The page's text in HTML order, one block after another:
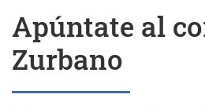
Apúntate al
Zurbano